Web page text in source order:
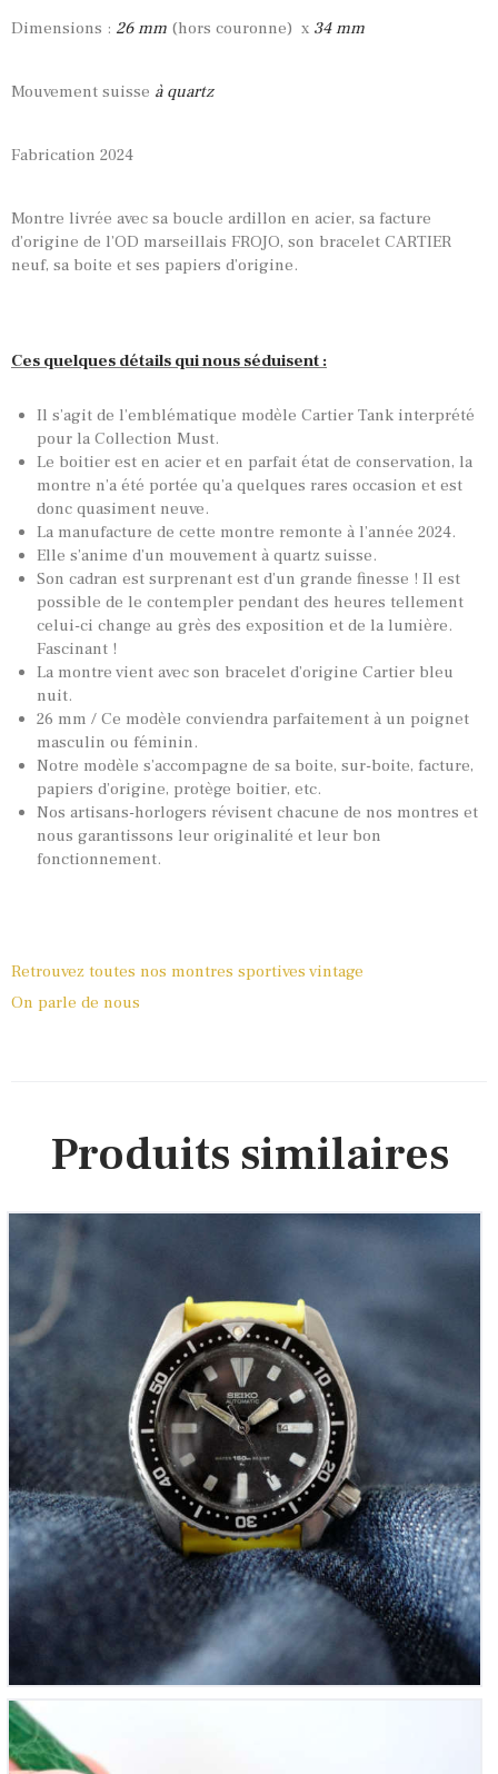
Dimensions : 26 mm (hors couronne) x 34 mm
Mouvement suisse à quartz
Fabrication 2024
Montre livrée avec sa boucle ardillon en acier, sa facture
d’origine de l’OD marseillais FROJO, son bracelet CARTIER
neuf, sa boite et ses papiers d’origine.
Ces quelques détails qui nous séduisent :
Il s’agit de l’emblématique modèle Cartier Tank interprété
pour la Collection Must.
Le boitier est en acier et en parfait état de conservation, la
montre n’a été portée qu’a quelques rares occasion et est
donc quasiment neuve.
La manufacture de cette montre remonte à l’année 2024.
Elle s’anime d’un mouvement à quartz suisse.
Son cadran est surprenant est d’un grande finesse ! Il est
possible de le contempler pendant des heures tellement
celui-ci change au grès des exposition et de la lumière.
Fascinant !
La montre vient avec son bracelet d’origine Cartier bleu
nuit.
26 mm / Ce modèle conviendra parfaitement à un poignet
masculin ou féminin.
Notre modèle s’accompagne de sa boite, sur-boite, facture,
papiers d’origine, protège boitier, etc.
Nos artisans-horlogers révisent chacune de nos montres et
nous garantissons leur originalité et leur bon
fonctionnement.
Retrouvez toutes nos montres sportives vintage
On parle de nous
Produits similaires